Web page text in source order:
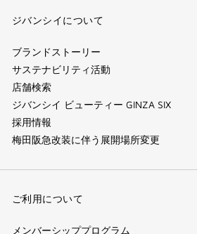
ジバンシイについて
ブランドストーリー
サステナビリティ活動
店舗検索
ジバンシイ ビューティー GINZA SIX
採用情報
梅田阪急改装に伴う展開場所変更
ご利用について
メンバーシッププログラム